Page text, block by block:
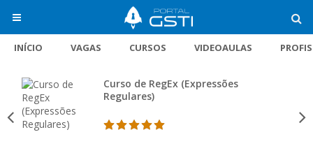
INÍCIO VAGAS CURSOS VIDEOAULAS
Curso de RegEx (Expressões
Regulares)